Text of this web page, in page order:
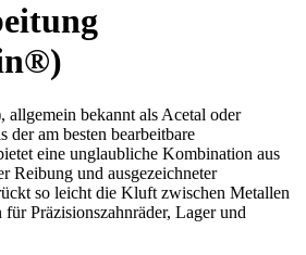
bekannt als Acetal oder
am besten bearbeitbare
eine unglaubliche Kombination aus
Reibung und ausgezeichneter
so leicht die Kluft zwischen Metallen
Präzisionszahnräder, Lager und